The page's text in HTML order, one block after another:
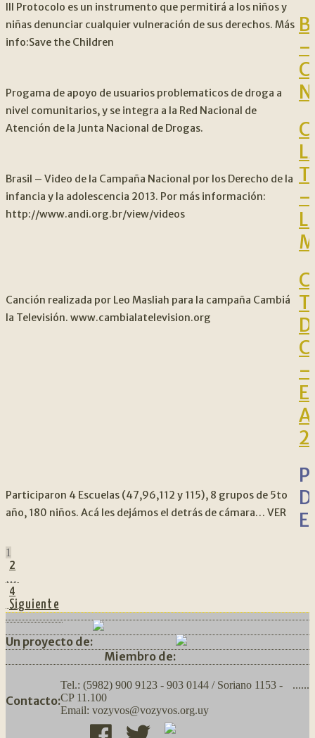
III Protocolo es un instrumento que permitirá a los niños y
niñas denunciar cualquier vulneración de sus derechos. Más
info:Save the Children
Progama de apoyo de usuarios problematicos de droga a
nivel comunitarios, y se integra a la Red Nacional de
Atención de la Junta Nacional de Drogas.
–
Brasil – Video de la Campaña Nacional por los Derecho de la
infancia y la adolescencia 2013. Por más información:
http://www.andi.org.br/view/videos
–
Canción realizada por Leo Masliah para la campaña Cambiá
la Televisión. www.cambialatelevision.org
–
Participaron 4 Escuelas (47,96,112 y 115), 8 grupos de 5to
año, 180 niños. Acá les dejámos el detrás de cámara… VER
1
2
…
4
Siguiente
Un proyecto de:
Miembro de:
Contacto:
Tel.: (5982) 900 9123 - 903 0144 / Soriano 1153 -
CP 11.100
Email: vozyvos@vozyvos.org.uy
......